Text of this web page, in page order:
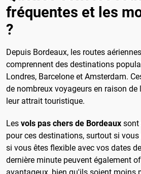
fréquentes et les
?
Depuis Bordeaux, les routes
comprennent des destinations
Londres, Barcelone et Amsterdam.
de nombreux voyageurs en raison de
leur attrait touristique.
Les vols pas chers de Bordeaux sont
pour ces destinations, surtout si vous
si vous êtes flexible avec vos dates
dernière minute peuvent également
avantageux, bien qu'ils soient moins